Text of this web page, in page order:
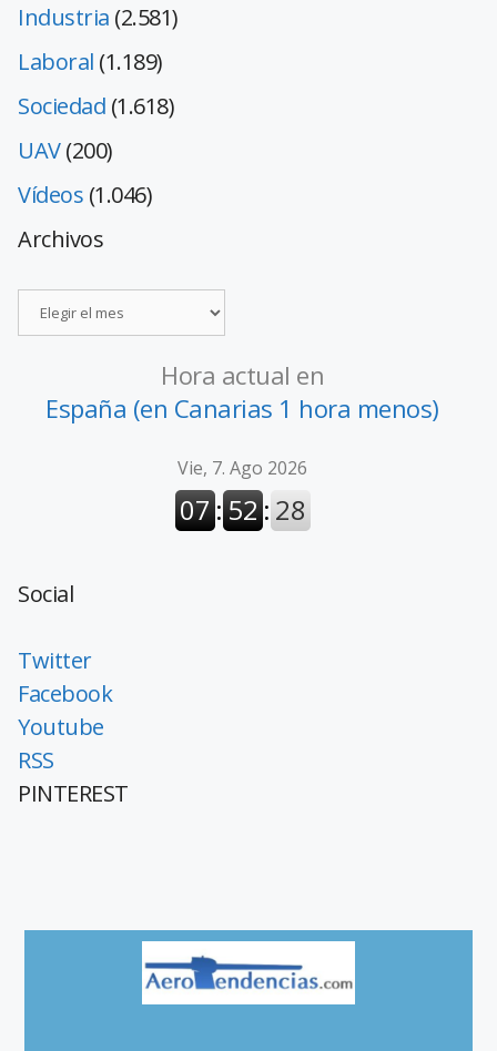
Industria (2.581)
Laboral (1.189)
Sociedad (1.618)
UAV(200)
Vídeos (1.046)
Archivos
Hora actual en
España (en Canarias 1 hora menos)
Social
Twitter
Facebook
Youtube
RSS
PINTEREST